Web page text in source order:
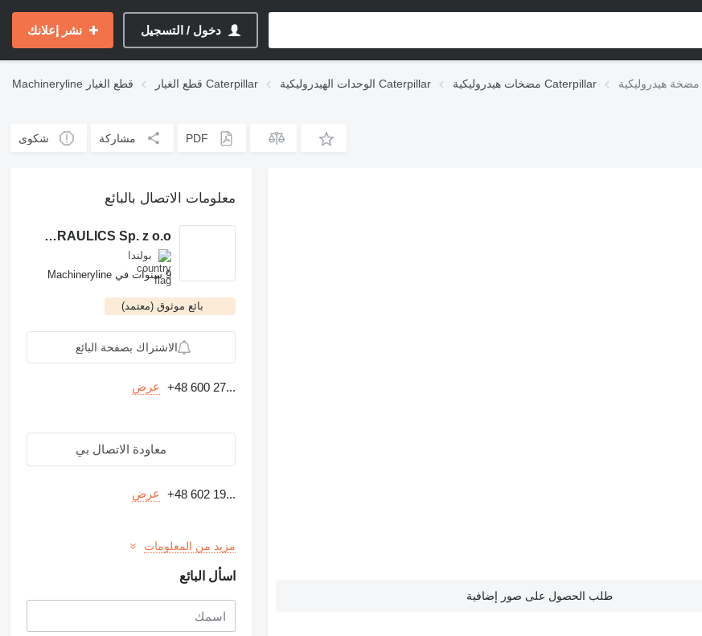
دخول / التسجيل نشر إعلانك
Machineryline قطع الغيار قطع الغيار Caterpillar الوحدات الهيدروليكية Caterpillar مضخات هيدروليكية Caterpillar
PDF مشاركة شكوى
طلب الحصول على صور إضافية
معلومات الاتصال بالبائع
ROCH POWER HYDRAULICS Sp. z o.o.
بولندا
9 سنوات في Machineryline
بائع موثوق (معتمد)
الاشتراك بصفحة البائع
+48 600 27... عرض
معاودة الاتصال بي
+48 602 19... عرض
مزيد من المعلومات
اسأل البائع